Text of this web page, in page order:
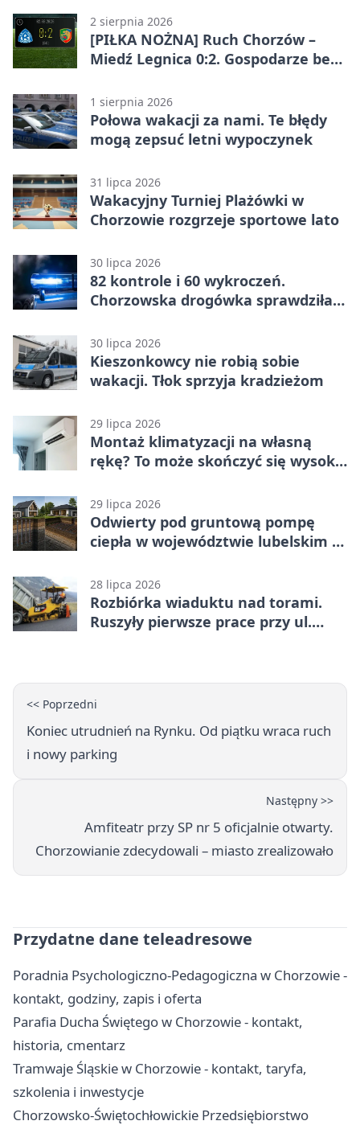
2 sierpnia 2026
[PIŁKA NOŻNA] Ruch Chorzów –
Miedź Legnica 0:2. Gospodarze bez
1 sierpnia 2026
Połowa wakacji za nami. Te błędy
mogą zepsuć letni wypoczynek
31 lipca 2026
Wakacyjny Turniej Plażówki w
Chorzowie rozgrzeje sportowe lato
30 lipca 2026
82 kontrole i 60 wykroczeń.
Chorzowska drogówka sprawdziła
30 lipca 2026
Kieszonkowcy nie robią sobie
wakacji. Tłok sprzyja kradzieżom
29 lipca 2026
Montaż klimatyzacji na własną
rękę? To może skończyć się wysoką
29 lipca 2026
Odwierty pod gruntową pompę
ciepła w województwie lubelskim -
28 lipca 2026
Rozbiórka wiaduktu nad torami.
Ruszyły pierwsze prace przy ul.
<< Poprzedni
Koniec utrudnień na Rynku. Od piątku wraca ruch
i nowy parking
Następny >>
Amfiteatr przy SP nr 5 oficjalnie otwarty.
Chorzowianie zdecydowali – miasto zrealizowało
Przydatne dane teleadresowe
Poradnia Psychologiczno-Pedagogiczna w Chorzowie -
kontakt, godziny, zapis i oferta
Parafia Ducha Świętego w Chorzowie - kontakt,
historia, cmentarz
Tramwaje Śląskie w Chorzowie - kontakt, taryfa,
szkolenia i inwestycje
Chorzowsko-Świętochłowickie Przedsiębiorstwo